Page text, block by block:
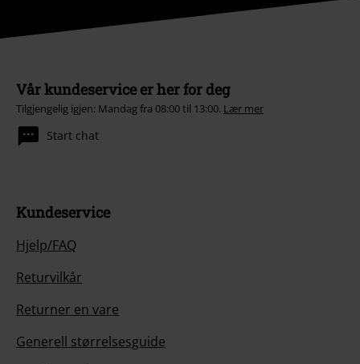
Vår kundeservice er her for deg
Tilgjengelig igjen: Mandag fra 08:00 til 13:00. Lær mer
Start chat
Kundeservice
Hjelp/FAQ
Returvilkår
Returner en vare
Generell størrelsesguide